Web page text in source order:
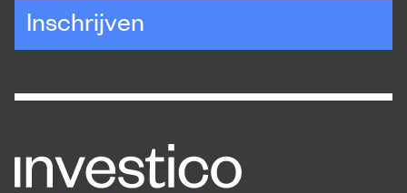
Inschrijven